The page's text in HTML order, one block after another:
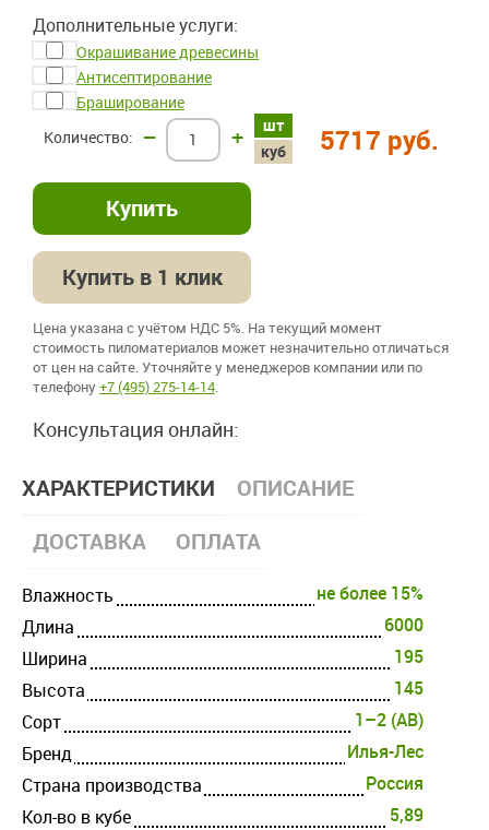
Дополнительные услуги:
Окрашивание древесины
Антисептирование
Браширование
шт
куб
– + 5717 руб.
Купить в 1 клик
Цена указана с учётом НДС 5%. На текущий момент
стоимость пиломатериалов может незначительно отличаться
от цен на сайте. Уточняйте у менеджеров компании или по
телефону+7 (495) 275-14-14.
Консультация онлайн:
ХАРАКТЕРИСТИКИ
ОПИСАНИЕ
ДОСТАВКА
ОПЛАТА
Влажность
не более 15%
Длина
6000
Ширина
195
Высота
145
Cорт
1–2 (AB)
Бренд
Илья-Лес
Страна производства
Россия
Кол-во в кубе
5,89